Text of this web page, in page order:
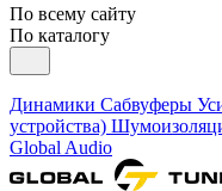
По всему сайту
По каталогу
Динамики Сабвуферы
устройства)
Global Audio